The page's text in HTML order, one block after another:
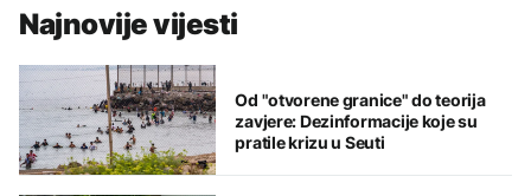
Najnovije vijesti
Od "otvorene granice" do teorija
zavjere: Dezinformacije koje su
pratile krizu u Seuti